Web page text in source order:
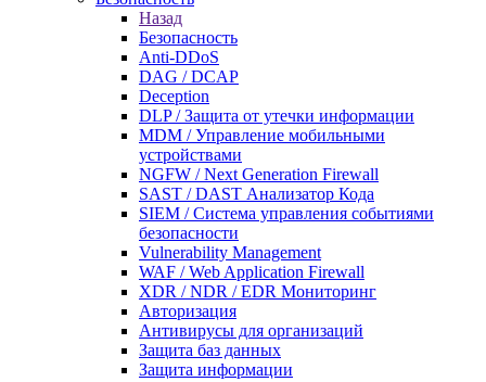
Назад
Безопасность
Anti-DDoS
DAG / DCAP
Deception
DLP / Защита от утечки информации
MDM / Управление мобильными
устройствами
NGFW / Next Generation Firewall
SAST / DAST Анализатор Кода
SIEM / Система управления событиями
безопасности
Vulnerability Management
WAF / Web Application Firewall
XDR / NDR / EDR Мониторинг
Авторизация
Антивирусы для организаций
Защита баз данных
Защита информации